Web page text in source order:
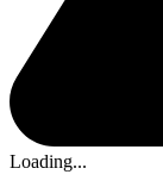
Loading...